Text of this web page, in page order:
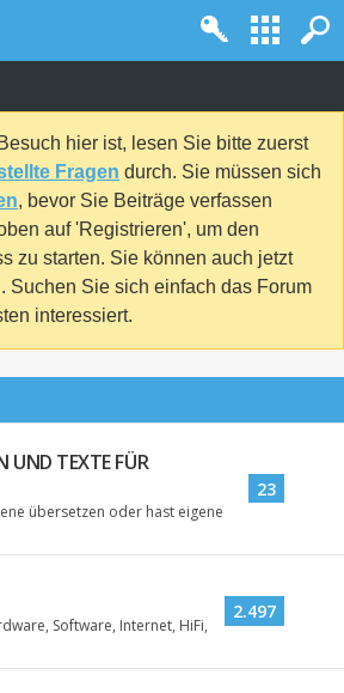
hier ist, lesen Sie bitte zuerst
Fragen durch. Sie müssen sich
, bevor Sie Beiträge verfassen
auf 'Registrieren', um den
zu starten. Sie können auch jetzt
Suchen Sie sich einfach das Forum
interessiert.
UND TEXTE FÜR
übersetzen oder hast eigene
23
Software, Internet, HiFi,
2.497